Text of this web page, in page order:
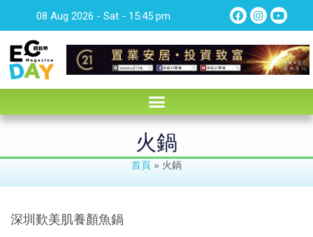
08 Aug 2026 - Sat - 15:45 pm
火鍋
首頁 » 火鍋
深圳歎美肌養顏魚鍋